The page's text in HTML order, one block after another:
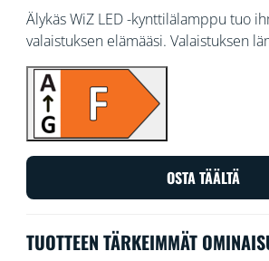
Älykäs WiZ LED -kynttilälamppu tuo
valaistuksen elämääsi. Valaistuksen
valkoiseen vaihtelevat sävyt auttavat
tai rentoutumaan. Voit ajastaa valot
sammumaan päivittäisten tai
mukaan, ohjata valaistusta
voi yhdistää nykyiseen Wi-Fi-verkkoosi
lisälaitteita.
OSTA TÄÄLTÄ
TUOTTEEN TÄRKEIMMÄT